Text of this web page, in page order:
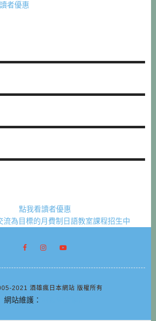
者優惠
點我看讀者優惠
流為目標的月費制日語教室課程招生中
2021 酒雄瘋日本網站 版權所有
網站維護：